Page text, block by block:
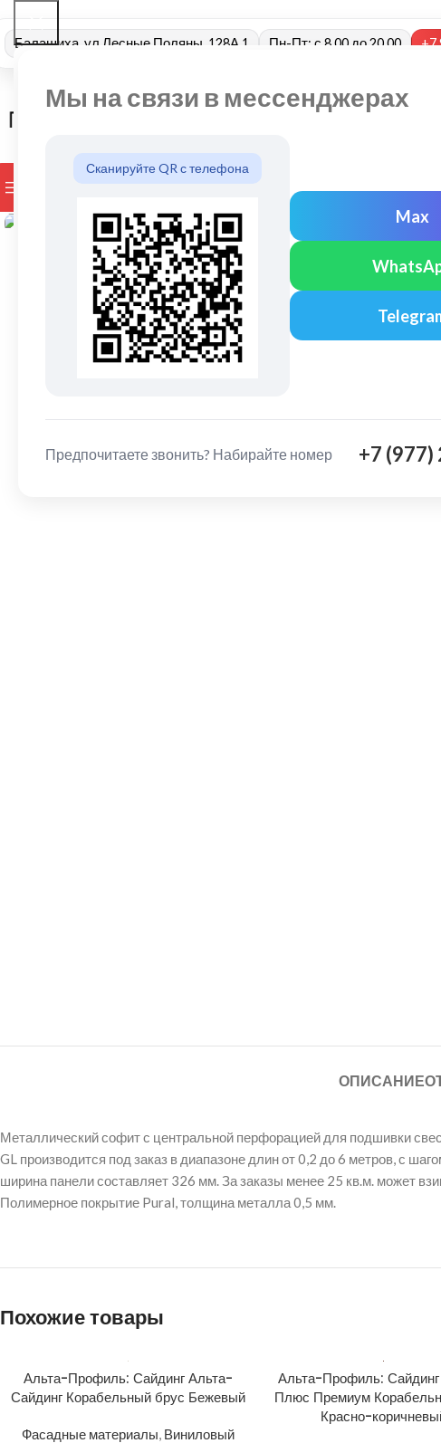
Мы на связи в мессенджерах
Сканируйте QR с телефона
Max
Предпочитаете звонить? Набирайте номер +7
Балашиха, ул Лесные Поляны, 128А 1 Пн-Пт: с 8.00 до 20.00 +7
ПРОСМОТР КАТЕГОРИЙ БРЕНДЫ
ОПИСАНИЕ
Металлический софит с центральной перфорацией для подшивки
GL производится под заказ в диапазоне длин от 0,2 до 6 метров, с
ширина панели составляет 326 мм. За заказы менее 25 кв.м. может
Полимерное покрытие Pural, толщина металла 0,5 мм.
Похожие товары
Альта-Профиль: Сайдинг Альта-
Сайдинг Корабельный брус Бежевый
Фасадные материалы, Виниловый
Альта-Профиль:
Плюс Премиум
Красно-